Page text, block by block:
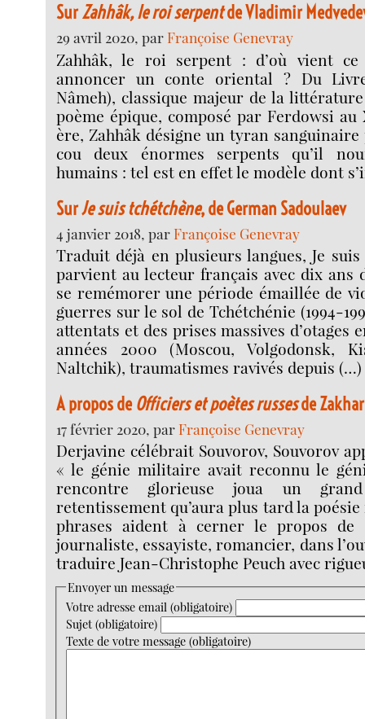
SurZahhâk, le roi serpentde Vladimir
29 avril 2020, parFrançoise Genevray
Zahhâk, le roi serpent : d’où vient
annoncer un conte oriental ? Du
Nâmeh), classique majeur de la
poème épique, composé par Ferdowsi
ère, Zahhâk désigne un tyran
cou deux énormes serpents qu’il
humains : tel est en effet le modèle dont
SurJe suis tchétchène, de German Sadoulaev
4 janvier 2018, parFrançoise Genevray
Traduit déjà en plusieurs langues, Je suis
parvient au lecteur français avec dix ans
se remémorer une période émaillée de
guerres sur le sol de Tchétchénie (1994-
attentats et des prises massives d’otages
années 2000 (Moscou, Volgodonsk,
Naltchik), traumatismes ravivés depuis (…)
A propos deOfficiers et poètes russesde
17 février 2020, parFrançoise Genevray
Derjavine célébrait Souvorov, Souvorov
« le génie militaire avait reconnu le
rencontre glorieuse joua un
retentissement qu’aura plus tard la poésie
phrases aident à cerner le propos de
journaliste, essayiste, romancier, dans
traduire Jean-Christophe Peuch avec
Envoyer un message
Votre adresse email (obligatoire)
Sujet (obligatoire)
Texte de votre message (obligatoire)